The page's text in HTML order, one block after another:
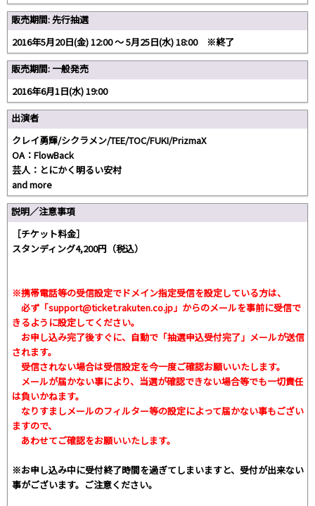
販売期間: 先行抽選
2016年5月20日(金) 12:00 〜 5月25日(水) 18:00 ※終了
販売期間: 一般発売
2016年6月1日(水) 19:00
出演者
クレイ勇輝/シクラメン/TEE/TOC/FUKI/PrizmaX
OA：FlowBack
芸人：とにかく明るい安村
and more
説明／注意事項
［チケット料金］
スタンディング4,200円（税込）
※携帯電話等の受信設定でドメイン指定受信を設定している方は、
必ず 「support@ticket.rakuten.co.jp」 からのメールを事前に受信で
きるように設定してください。
お申し込み完了後すぐに、自動で「抽選申込受付完了」メールが送信
されます。
受信されない場合は受信設定を今一度ご確認お願いいたします。
メールが届かない事により、当選が確認できない場合等でも一切責任
は負いかねます。
なりすましメールのフィルター等の設定によって届かない事もござい
ますので、
あわせてご確認をお願いいたします。
※お申し込み中に受付終了時間を過ぎてしまいますと、受付が出来ない
事がございます。ご注意ください。